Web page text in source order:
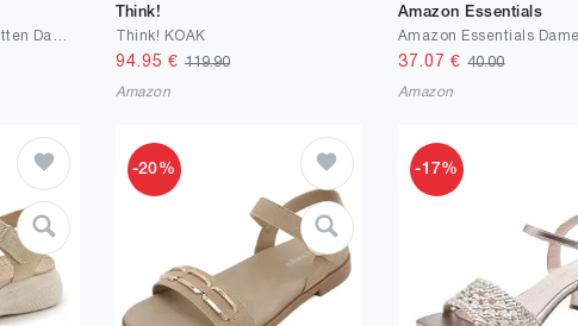
Think!
Think! KOAK
94.95 € 119.90
Amazon
Amazon Essentials
37.07 €40.00
Amazon
-20% -17%